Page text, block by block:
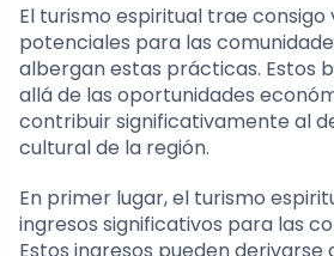
El turismo espiritual trae consigo
potenciales para las
albergan estas prácticas. Estos
allá de las oportunidades
contribuir significativamente al
cultural de la región.
En primer lugar, el turismo
ingresos significativos para las
Estos ingresos pueden derivarse